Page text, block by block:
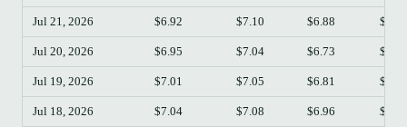
Jul 21, 2026 $6.92 $7.10 $6.88 $7.00
Jul 20, 2026 $6.95 $7.04 $6.73 $6.92
Jul 19, 2026 $7.01 $7.05 $6.81 $6.95
Jul 18, 2026 $7.04 $7.08 $6.96 $7.01